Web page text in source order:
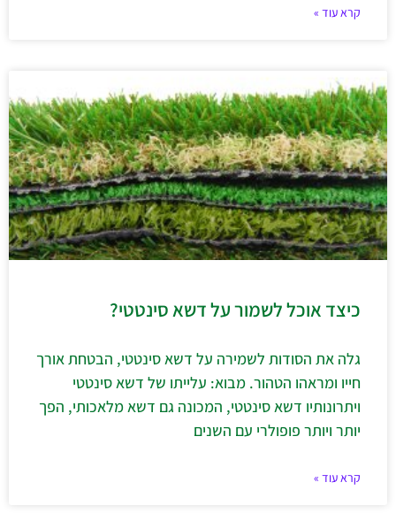
קרא עוד »
כיצד אוכל לשמור על דשא סינטטי?
גלה את הסודות לשמירה על דשא סינטטי, הבטחת אורך
חייו ומראהו הטהור. מבוא: עלייתו של דשא סינטטי
ויתרונותיו דשא סינטטי, המכונה גם דשא מלאכותי, הפך
יותר ויותר פופולרי עם השנים
קרא עוד »